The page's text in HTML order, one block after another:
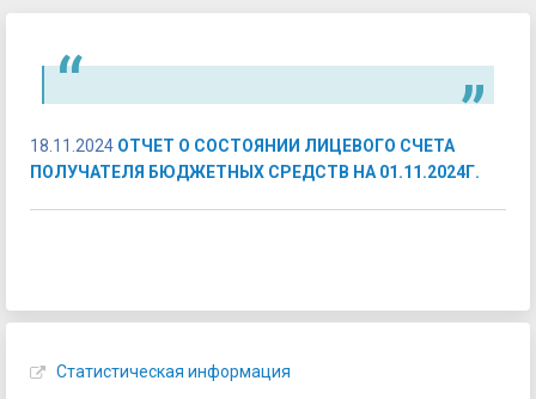
18.11.2024 ОТЧЕТ О СОСТОЯНИИ ЛИЦЕВОГО СЧЕТА
ПОЛУЧАТЕЛЯ БЮДЖЕТНЫХ СРЕДСТВ НА 01.11.2024Г.
Статистическая информация